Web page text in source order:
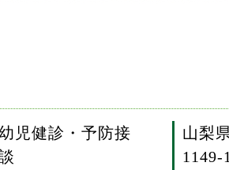
児健診・予防接
山梨
1149-